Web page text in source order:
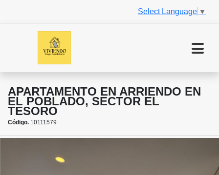
Select Language ▼
APARTAMENTO EN ARRIENDO EN
EL POBLADO, SECTOR EL
TESORO
Código. 10111579